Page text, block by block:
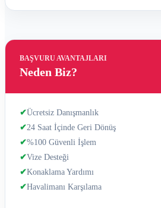
BAŞVURU AVANTAJLARI
Neden Biz?
✔Ücretsiz Danışmanlık
✔24 Saat İçinde Geri Dönüş
✔%100 Güvenli İşlem
✔Vize Desteği
✔Konaklama Yardımı
✔Havalimanı Karşılama